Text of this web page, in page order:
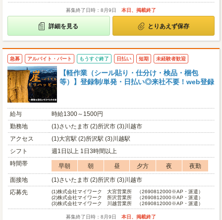
募集終了日時：8月9日 本日、掲載終了
詳細を見る とりあえず保存
急募 アルバイト・パート もうすぐ終了 日払い 短期 未経験者歓迎
【軽作業（シール貼り・仕分け・検品・梱包
等）】登録制/単発・日払い◎来社不要！web登録
給与
時給1300～1500円
勤務地
(1)さいたま市 (2)所沢市 (3)川越市
アクセス
(1)大宮駅 (2)所沢駅 (3)川越駅
シフト
週1日以上 1日3時間以上
時間帯
早朝 朝 昼 夕方 夜
夜勤
面接地
(1)さいたま市 (2)所沢市 (3)川越市
応募先
(1)株式会社マイワーク 大宮営業所 （2690812000※AP・派遣）
(2)株式会社マイワーク 所沢営業所 （2690812000※AP・派遣）
(3)株式会社マイワーク 川越営業所 （2690812000※AP・派遣）
募集終了日時：8月9日 本日、掲載終了